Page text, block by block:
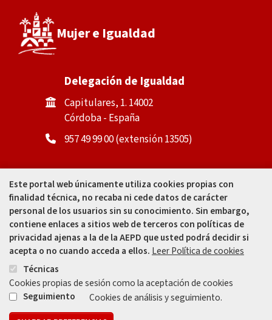
Mujer e Igualdad
Delegación de Igualdad
Capitulares, 1. 14002
Córdoba - España
957 49 99 00 (extensión 13505)
Casa de la Igualdad
Calle Padre Cosme Muñoz, 4
(tras Mercado Corredera). 14002
Córdoba - España
957 49 99 31
Este portal web únicamente utiliza cookies propias con
finalidad técnica, no recaba ni cede datos de carácter
personal de los usuarios sin su conocimiento. Sin embargo,
contiene enlaces a sitios web de terceros con políticas de
privacidad ajenas a la de la AEPD que usted podrá decidir si
acepta o no cuando acceda a ellos. Leer Política de cookies
Técnicas
Cookies propias de sesión como la aceptación de cookies
Seguimiento
Cookies de análisis y seguimiento.